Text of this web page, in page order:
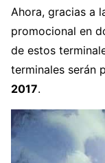
Ahora, gracias a
promocional en
de estos
terminales serán
2017.